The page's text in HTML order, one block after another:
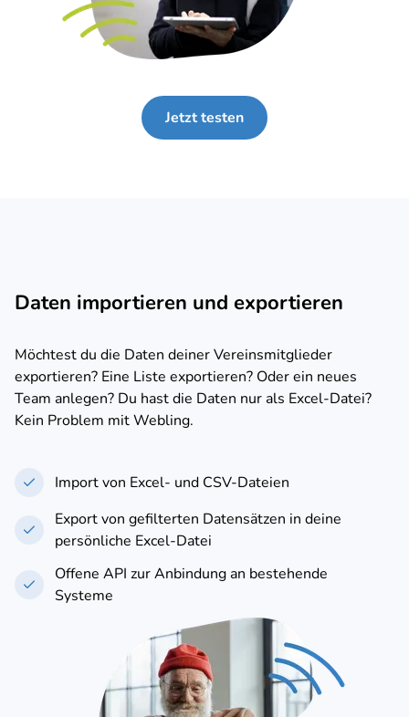
Jetzt testen
Daten importieren und exportieren
Möchtest du die Daten deiner Vereinsmitglieder
exportieren? Eine Liste exportieren? Oder ein neues
Team anlegen? Du hast die Daten nur als Excel-Datei?
Kein Problem mit Webling.
Import von Excel- und CSV-Dateien
Export von gefilterten Datensätzen in deine
persönliche Excel-Datei
Offene API zur Anbindung an bestehende
Systeme